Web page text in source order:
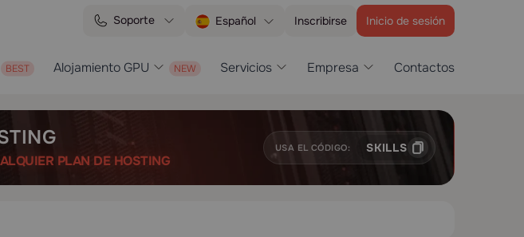
Soporte Español Inscribirse Inicio de sesión
Alojamiento GPU Servicios Empresa Contactos
PLAN DE HOSTING
USA EL CÓDIGO: SKILLS